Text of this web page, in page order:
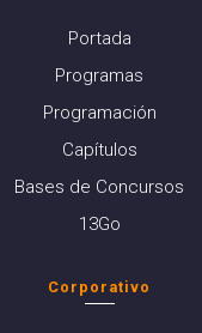
Portada
Programas
Programación
Capítulos
Bases de Concursos
13Go
Corporativo